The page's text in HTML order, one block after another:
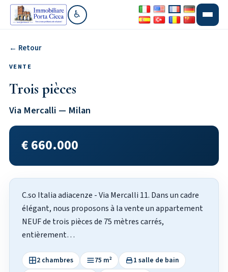
♿Aller à la section accessibilité
← Retour
VENTE
Trois pièces
Via Mercalli — Milan
€ 660.000
C.so Italia adiacenze - Via Mercalli 11. Dans un cadre
élégant, nous proposons à la vente un appartement
NEUF de trois pièces de 75 mètres carrés,
entièrement…
2 chambres 75 m²
1 salle de bain